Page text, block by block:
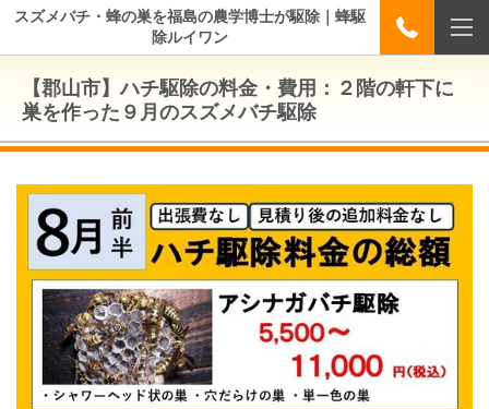
スズメバチ・蜂の巣を福島の農学博士が駆除｜蜂駆
除ルイワン
【郡山市】ハチ駆除の料金・費用：２階の軒下に
巣を作った９月のスズメバチ駆除